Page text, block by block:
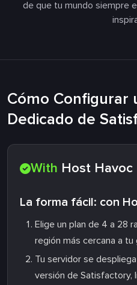
de que tu mundo siempre
Cómo Configurar
Dedicado de
With Host Havoc
La forma fácil: con
Elige un plan de 4 a 28
región más cercana a tu
Tu servidor se
versión de Satisfactory,